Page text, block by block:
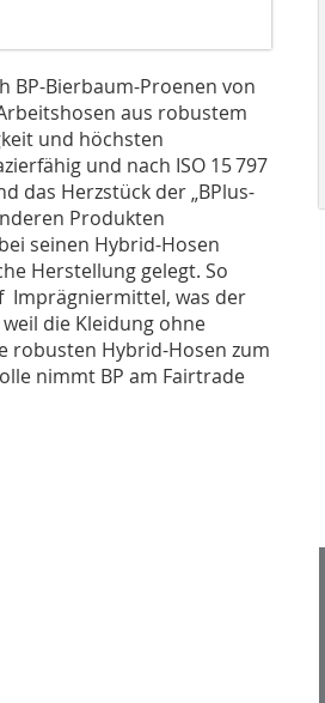
BP-Bierbaum-Proenen von
aus robustem
und höchsten
und nach ISO 15 797
das Herzstück der „BPlus-
Produkten
seinen Hybrid-Hosen
Herstellung gelegt. So
Imprägniermittel, was der
die Kleidung ohne
robusten Hybrid-Hosen zum
nimmt BP am Fairtrade